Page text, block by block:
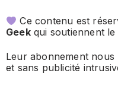
Ce contenu est
Geekqui soutiennent le
Leur abonnement
et sans publicité